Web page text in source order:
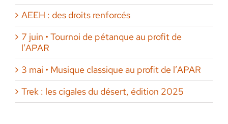
AEEH : des droits renforcés
7 juin • Tournoi de pétanque au profit de
l’APAR
3 mai • Musique classique au profit de l’APAR
Trek : les cigales du désert, édition 2025